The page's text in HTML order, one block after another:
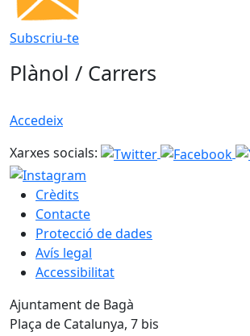
Subscriu-te
Plànol / Carrers
Accedeix
Xarxes socials:
Crèdits
Contacte
Protecció de dades
Avís legal
Accessibilitat
Ajuntament de Bagà
Plaça de Catalunya, 7 bis